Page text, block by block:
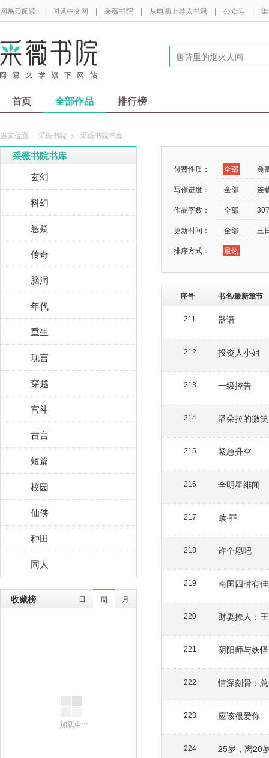
网易云阅读 | 国风中文网 | 采薇书院 | 从电脑上导入书籍 | 公众号 |
首页 全部作品 排行榜
当前位置： 采薇书院 > 采薇书院书库
采薇书院书库
玄幻
科幻
悬疑
传奇
脑洞
年代
重生
现言
穿越
宫斗
古言
短篇
校园
仙侠
种田
同人
收藏榜 日 周 月
付费性质： 全部
免
写作进度：
全部
连
作品字数：
全部
30
更新时间：
全部
三
排序方式：
最热
序号 书名/最新章节
211 器语
212 投资人小姐
213 一级控告
214 潘朵拉的微笑
215 紧急升空
216 全明星绯闻
217 赎·罪
218 许个愿吧
219 南国四时有
220 财妻撩人：
221 阴阳师与妖怪
222 情深刻骨：
223 应该很爱你
224 25岁，离20